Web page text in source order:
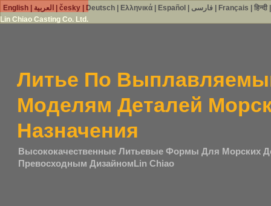
Lin Chiao Casting Co. Ltd.
Литье По
Моделям Деталей
Назначения
Высококачественные Литьевые Формы Для Морских
Превосходным ДизайномLin Chiao
English| العربية česky| Deutsch| Ελληνικά| Español فارسی| Français हिन्दी